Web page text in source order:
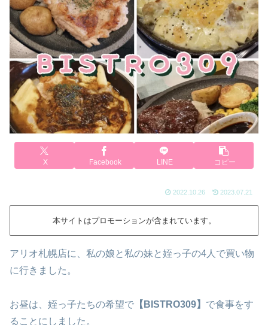
X Facebook LINE コピー
2022.10.26 2023.07.21
本サイトはプロモーションが含まれています。
アリオ札幌店に、私の娘と私の妹と姪っ子の4人で買い物
に行きました。
お昼は、姪っ子たちの希望で 【BISTRO309】 で食事をす
ることにしました。